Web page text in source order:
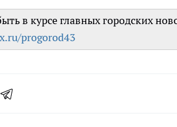
в курсе главных городских
progorod43